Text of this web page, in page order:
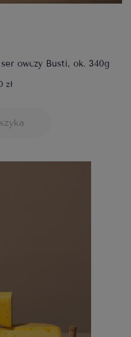
owczy Busti, ok. 340g
zł